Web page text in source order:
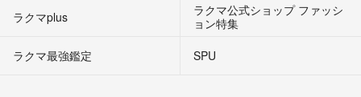
ラクマplus
ラクマ公式ショップ ファッシ
ョン特集
ラクマ最強鑑定
SPU